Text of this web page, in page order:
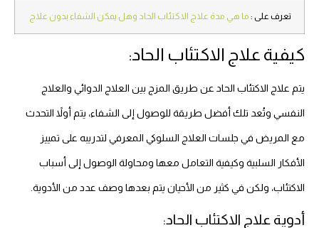
تعرف على : ما هي مدة علاج الاكتئاب الحاد وهل يمكن الشفاء بدون علاج
كيفية علاج الاكتئاب الحاد:
يتم علاج الاكتئاب الحاد عن طريق المزج بين العلاج الدوائي والعلاج
النفسي وتُعد تلك أفضل طريقة للوصول إلى الشفاء، يتم أولاً التحدث
مع المريض في جلسات العلاج السلوكي المعرفي لتدريبه على تمييز
الأفكار السلبية وكيفية التعامل معها ومحاولة الوصول إلى أسباب
الاكتئاب، ولكن في كثير من الأحيان يتم بعدها وصف عدد من الأدوية.
أدوية علاج الاكتئاب الحاد: